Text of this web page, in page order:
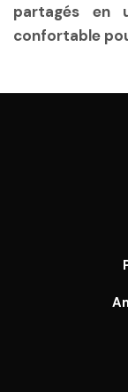
partagés en
confortable